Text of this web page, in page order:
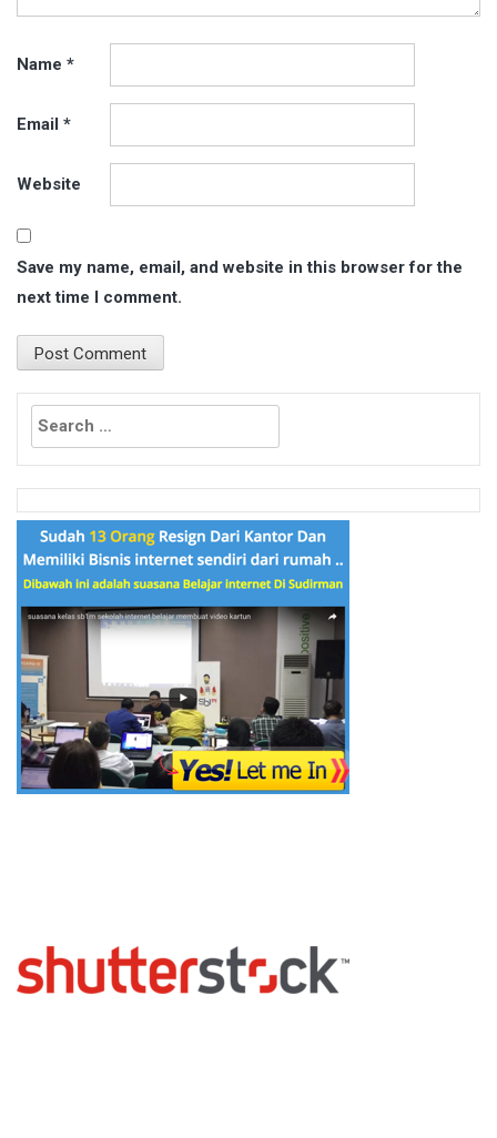
Name *
Email *
Website
Save my name, email, and website in this browser for the
next time I comment.
Search
for: